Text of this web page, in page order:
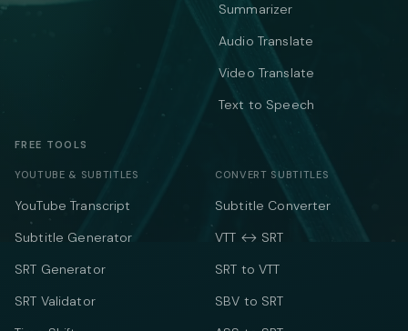
Summarizer
Audio Translate
Video Translate
Text to Speech
FREE TOOLS
YOUTUBE & SUBTITLES
YouTube Transcript
Subtitle Generator
SRT Generator
SRT Validator
CONVERT SUBTITLES
Subtitle Converter
VTT ↔ SRT
SRT to VTT
SBV to SRT